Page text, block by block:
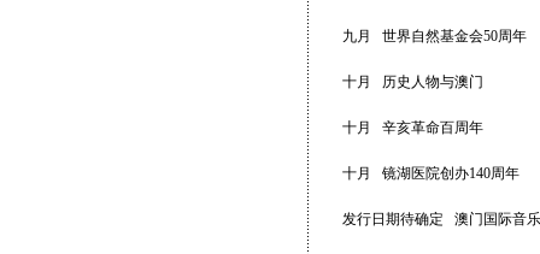
九月 世界自然基金会50周年
十月 历史人物与澳门
十月 辛亥革命百周年
十月 镜湖医院创办140周年
发行日期待确定 澳门国际音